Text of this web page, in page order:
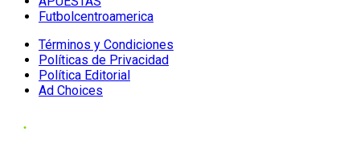
Futbolcentroamerica
Términos y Condiciones
Políticas de Privacidad
Política Editorial
Ad Choices